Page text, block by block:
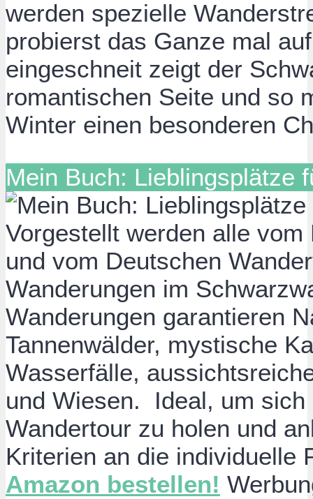
werden spezielle
probierst das Ganze mal
eingeschneit zeigt der
romantischen Seite und so
Winter einen besonderen
Mein Buch: Lieblingsplätze
Vorgestellt werden alle
und vom Deutschen
Wanderungen im
Wanderungen garantieren
Tannenwälder, mystische
Wasserfälle,
und Wiesen. Ideal, um
Wandertour zu holen und
Kriterien an die
Amazon bestellen!